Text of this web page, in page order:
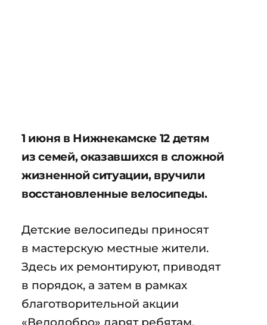
1 июня в Нижнекамске 12 детям
из семей, оказавшихся в сложной
жизненной ситуации, вручили
восстановленные велосипеды.
Детские велосипеды приносят
в мастерскую местные жители.
Здесь их ремонтируют, приводят
в порядок, а затем в рамках
благотворительной акции
«Велодобро» дарят ребятам.